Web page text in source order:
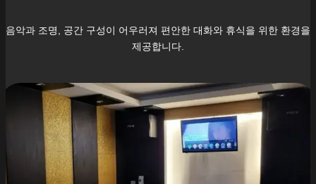
음악과 조명, 공간 구성이 어우러져 편안한 대화와 휴식을 위한 환경을
제공합니다.